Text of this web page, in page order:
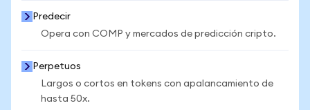
Predecir
Opera con COMP y mercados de predicción cripto.
Perpetuos
Largos o cortos en tokens con apalancamiento de
hasta 50x.